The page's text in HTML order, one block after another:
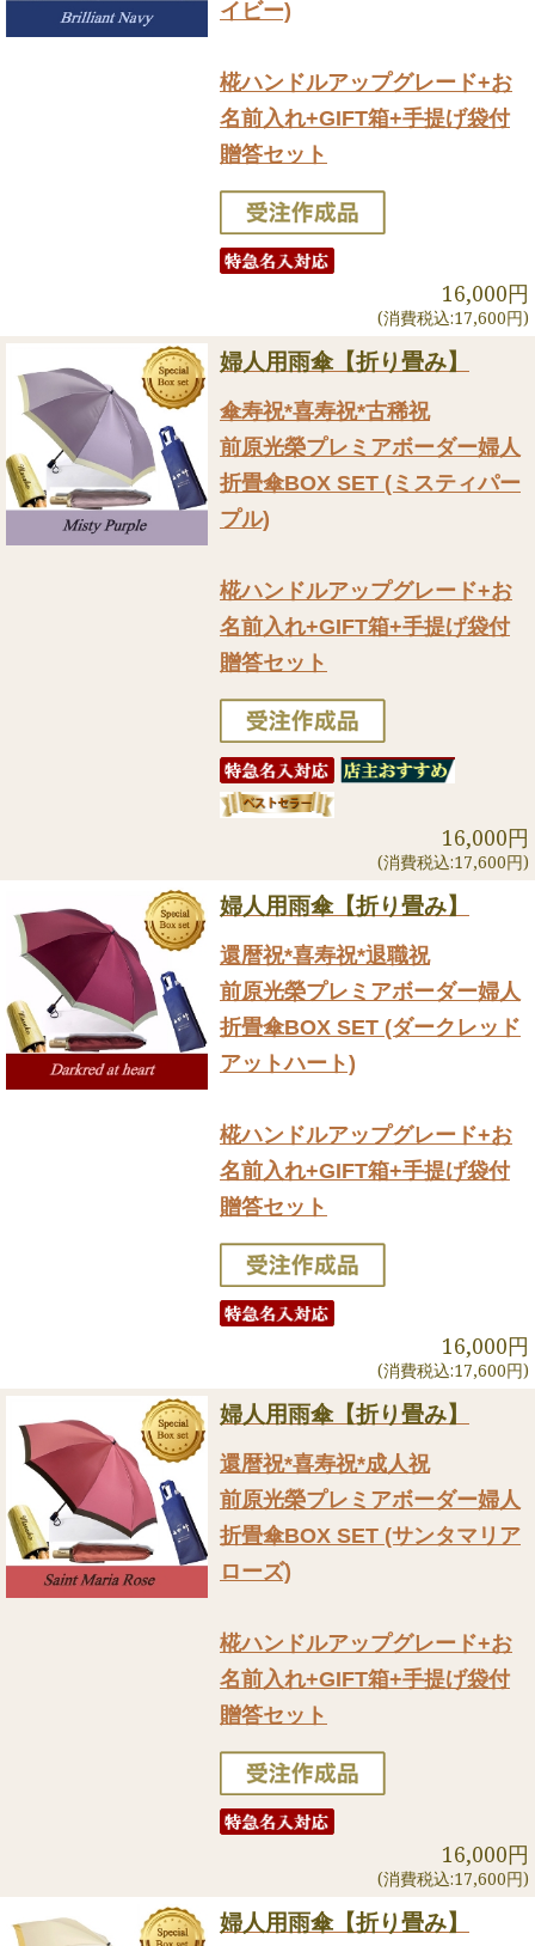
イビー)
椛ハンドルアップグレード+お
名前入れ+GIFT箱+手提げ袋付
贈答セット
16,000円
(消費税込:17,600円)
婦人用雨傘【折り畳み】
傘寿祝*喜寿祝*古稀祝
前原光榮プレミアボーダー婦人
折畳傘BOX SET (ミスティパー
プル)
椛ハンドルアップグレード+お
名前入れ+GIFT箱+手提げ袋付
贈答セット
16,000円
(消費税込:17,600円)
婦人用雨傘【折り畳み】
還暦祝*喜寿祝*退職祝
前原光榮プレミアボーダー婦人
折畳傘BOX SET (ダークレッド
アットハート)
椛ハンドルアップグレード+お
名前入れ+GIFT箱+手提げ袋付
贈答セット
16,000円
(消費税込:17,600円)
婦人用雨傘【折り畳み】
還暦祝*喜寿祝*成人祝
前原光榮プレミアボーダー婦人
折畳傘BOX SET (サンタマリア
ローズ)
椛ハンドルアップグレード+お
名前入れ+GIFT箱+手提げ袋付
贈答セット
16,000円
(消費税込:17,600円)
婦人用雨傘【折り畳み】